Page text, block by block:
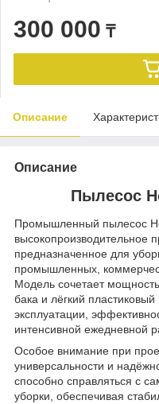
300 000 ₸
Описание
Описание
Пылесос
Промышленный пылесос
высокопроизводительное
предназначенное для
промышленных,
Модель сочетает
бака и лёгкий
эксплуатации,
интенсивной ежедневной
Особое внимание при
универсальности и
способно справляться с
уборки, обеспечивая